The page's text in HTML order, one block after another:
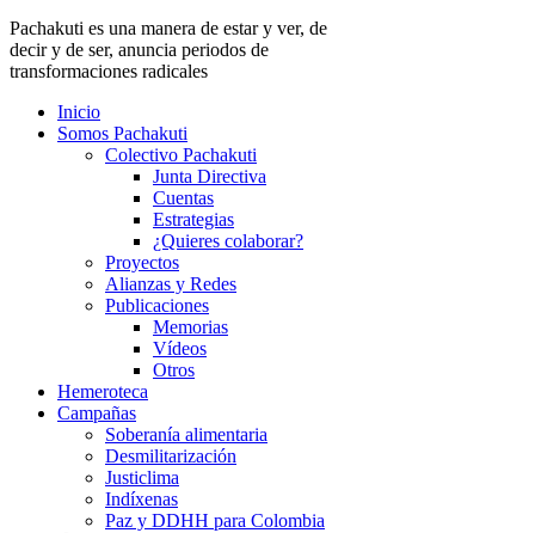
Pachakuti es una manera de estar y ver, de
decir y de ser, anuncia periodos de
transformaciones radicales
Inicio
Somos Pachakuti
Colectivo Pachakuti
Junta Directiva
Cuentas
Estrategias
¿Quieres colaborar?
Proyectos
Alianzas y Redes
Publicaciones
Memorias
Vídeos
Otros
Hemeroteca
Campañas
Soberanía alimentaria
Desmilitarización
Justiclima
Indíxenas
Paz y DDHH para Colombia